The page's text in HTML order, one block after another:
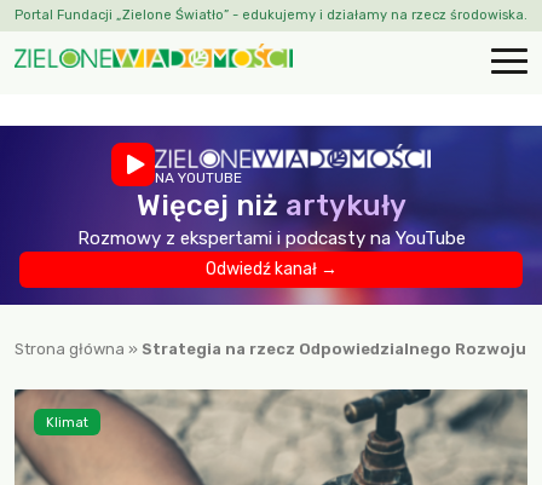
Portal Fundacji „Zielone Światło” - edukujemy i działamy na rzecz środowiska.
NA YOUTUBE
Więcej niż artykuły
Rozmowy z ekspertami i podcasty na YouTube
Odwiedź kanał →
Strona główna » Strategia na rzecz Odpowiedzialnego Rozwoju
Klimat